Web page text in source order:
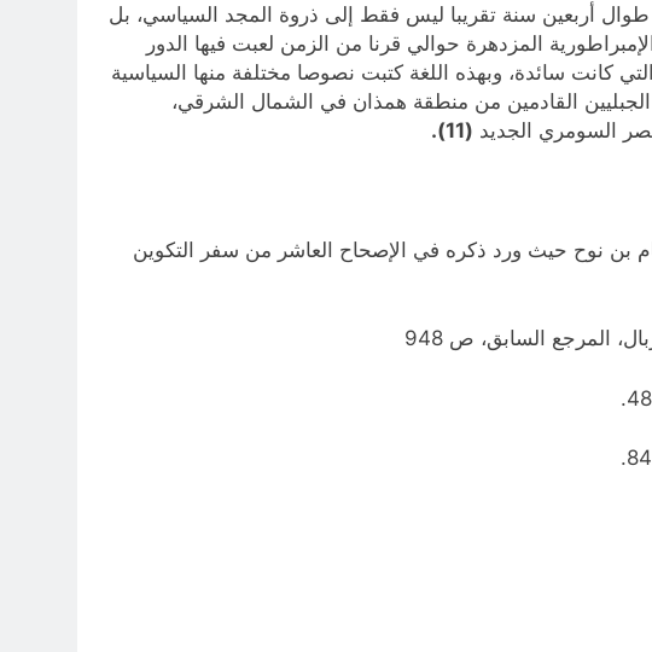
أربعين سنة تقريبا ليس فقط إلى ذروة المجد السياسي، بل
المزدهرة حوالي قرنا من الزمن لعبت فيها الدور
كانت سائدة، وبهذه اللغة كتبت نصوصا مختلفة منها السياسية
حوالي 2230 ق.م تحت وطأة غزوات الجبليين القادمين من منطقة همذان في الشمال الشرقي،
(11).
بن نوح حيث ورد ذكره في الإصحاح العاشر من سفر التكوين
المرجع السابق، ص 948